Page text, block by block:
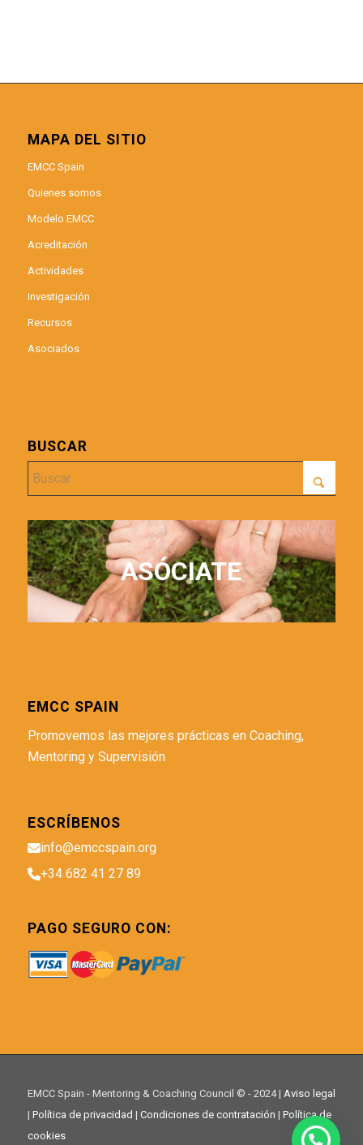
MAPA DEL SITIO
EMCC Spain
Quienes somos
Modelo EMCC
Acreditación
Actividades
Investigación
Recursos
Asociados
BUSCAR
ASÓCIATE
EMCC SPAIN
Promovemos las mejores prácticas en Coaching,
Mentoring y Supervisión
ESCRÍBENOS
info@emccspain.org
+34 682 41 27 89
PAGO SEGURO CON:
EMCC Spain - Mentoring & Coaching Council © - 2024 | Aviso legal
| Política de privacidad | Condiciones de contratación | Política de
cookies